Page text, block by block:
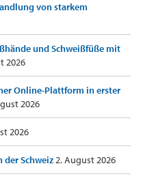
von starkem
und Schweißfüße mit
2026
Online-Plattform in erster
2026
2026
der Schweiz2. August 2026